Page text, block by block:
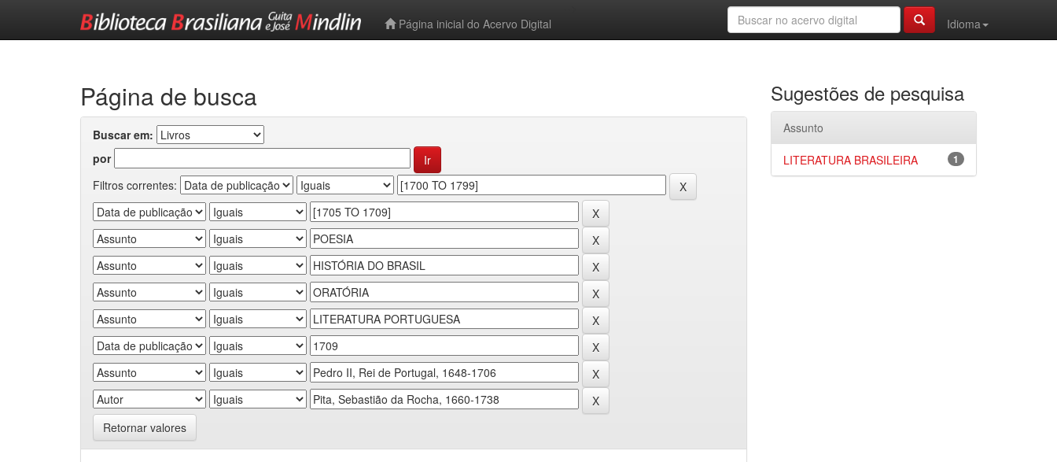
Página inicial do Acervo Digital
Idioma
Página de busca
Buscar em:
por
Filtros correntes:
Retornar valores
Sugestões de pesquisa
Assunto
1
LITERATURA BRASILEIRA